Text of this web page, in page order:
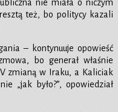
nie miała o niczym
też, bo politycy kazali
– kontynuuje opowieść
bo generał właśnie
zmianą w Iraku, a Kaliciak
„jak było?”, opowiedział